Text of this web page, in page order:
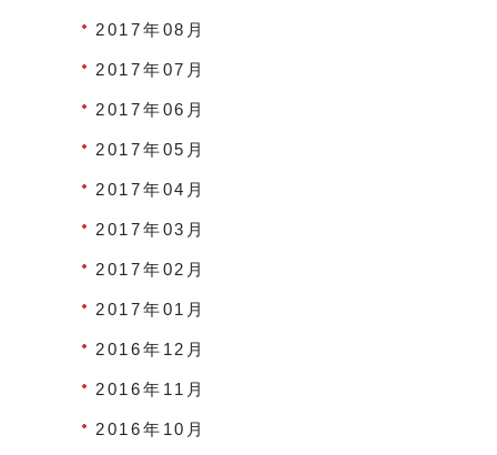
2017年08月
2017年07月
2017年06月
2017年05月
2017年04月
2017年03月
2017年02月
2017年01月
2016年12月
2016年11月
2016年10月